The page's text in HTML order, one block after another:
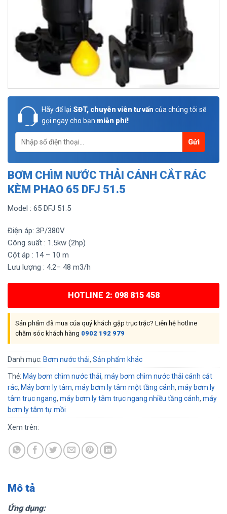
Hãy để lại SĐT, chuyên viên tư vấn của chúng tôi sẽ
gọi ngay cho bạn miễn phí!
BƠM CHÌM NƯỚC THẢI CÁNH CẮT RÁC
KÈM PHAO 65 DFJ 51.5
Model : 65 DFJ 51.5
Điện áp: 3P/380V
Công suất : 1.5kw (2hp)
Cột áp : 14 – 10 m
Lưu lượng : 4.2– 48 m3/h
HOTLINE 2: 098 815 458
Sản phẩm đã mua của quý khách gặp trục trặc? Liên hệ hotline
chăm sóc khách hàng 0902 192 979
Danh mục: Bơm nước thải, Sản phẩm khác
Thẻ: Máy bơm chìm nước thải, máy bơm chìm nước thải cánh cắt
rác, Máy bơm ly tâm, máy bơm ly tâm một tầng cánh, máy bơm ly
tâm trục ngang, máy bơm ly tâm trục ngang nhiều tầng cánh, máy
bơm ly tâm tự mồi
Xem trên:
Mô tả
Ứng dụng: